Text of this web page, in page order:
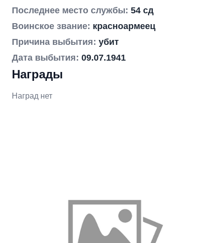
Последнее место службы: 54 сд
Воинское звание: красноармеец
Причина выбытия: убит
Дата выбытия: 09.07.1941
Награды
Наград нет